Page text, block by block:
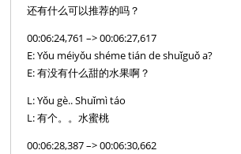
还有什么可以推荐的吗？
00:06:24,761 –> 00:06:27,617
E: Yǒu méiyǒu shéme tián de shuǐguǒ a?
E: 有没有什么甜的水果啊？
L: Yǒu gè.. Shuǐmì táo
L: 有个。。水蜜桃
00:06:28,387 –> 00:06:30,662